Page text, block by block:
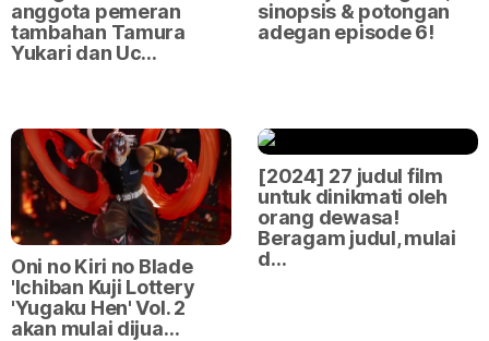
anggota pemeran
tambahan Tamura
Yukari dan Uc…
sinopsis & potongan
adegan episode 6!
Oni no Kiri no Blade
'Ichiban Kuji Lottery
'Yugaku Hen' Vol. 2
akan mulai dijua…
[2024] 27 judul film
untuk dinikmati oleh
orang dewasa!
Beragam judul, mulai
d…